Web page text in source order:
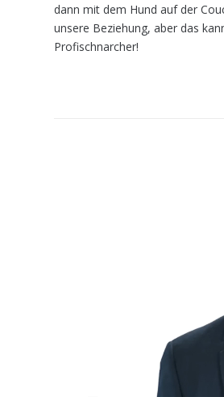
dann mit dem Hund auf der
unsere Beziehung, aber das
Profischnarcher!